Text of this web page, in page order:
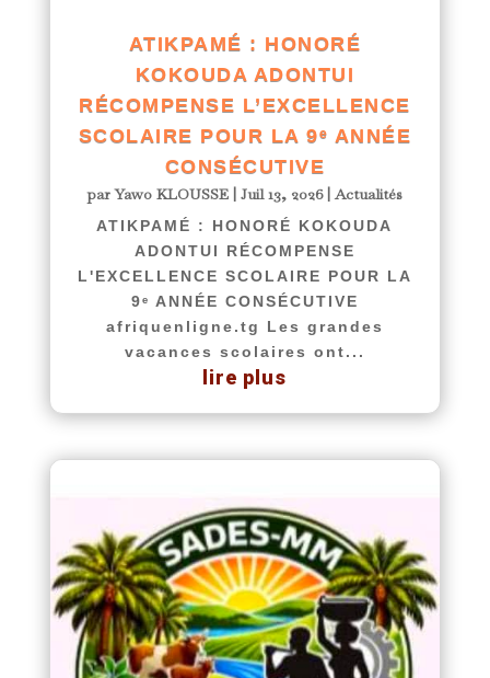
ATIKPAMÉ : HONORÉ
KOKOUDA ADONTUI
RÉCOMPENSE L’EXCELLENCE
SCOLAIRE POUR LA 9ᵉ ANNÉE
CONSÉCUTIVE
parYawo KLOUSSE |Juil 13, 2026|Actualités
ATIKPAMÉ : HONORÉ KOKOUDA
ADONTUI RÉCOMPENSE
L'EXCELLENCE SCOLAIRE POUR LA
9ᵉ ANNÉE CONSÉCUTIVE
afriquenligne.tg Les grandes
vacances scolaires ont...
lire plus